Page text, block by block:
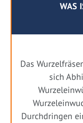
WAS
Das
sich
Durchdringen